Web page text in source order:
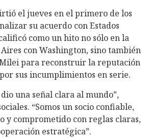
el jueves en el primero de los
su acuerdo con Estados
como un hito no sólo en la
con Washington, sino también
para reconstruir la reputación
sus incumplimientos en serie.
una señal clara al mundo”,
“Somos un socio confiable,
y comprometido con reglas claras,
estratégica”.